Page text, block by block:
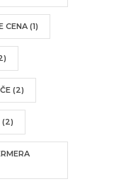
CENA (1)
(2)
(2)